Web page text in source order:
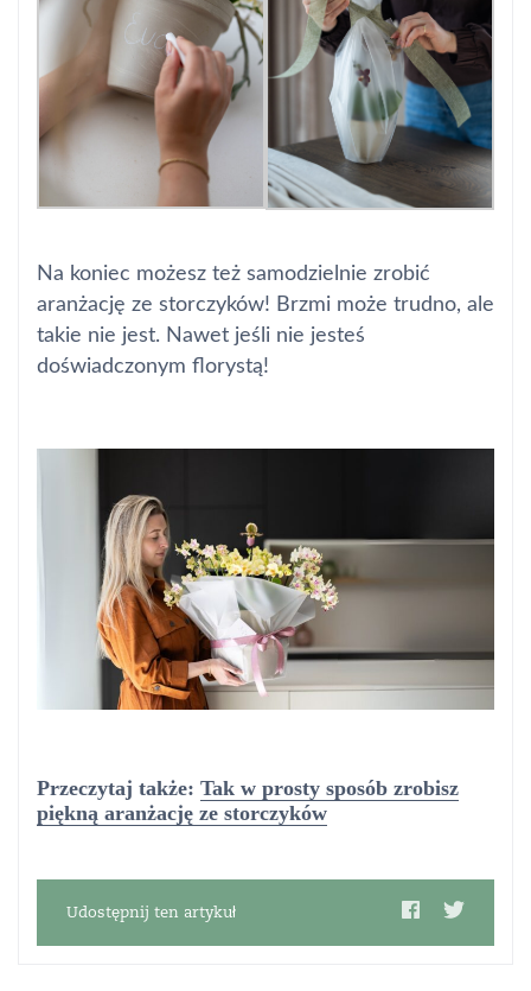
Na koniec możesz też samodzielnie zrobić
aranżację ze storczyków! Brzmi może trudno, ale
takie nie jest. Nawet jeśli nie jesteś
doświadczonym florystą!
Przeczytaj także: Tak w prosty sposób zrobisz
piękną aranżację ze storczyków
Udostępnij ten artykuł